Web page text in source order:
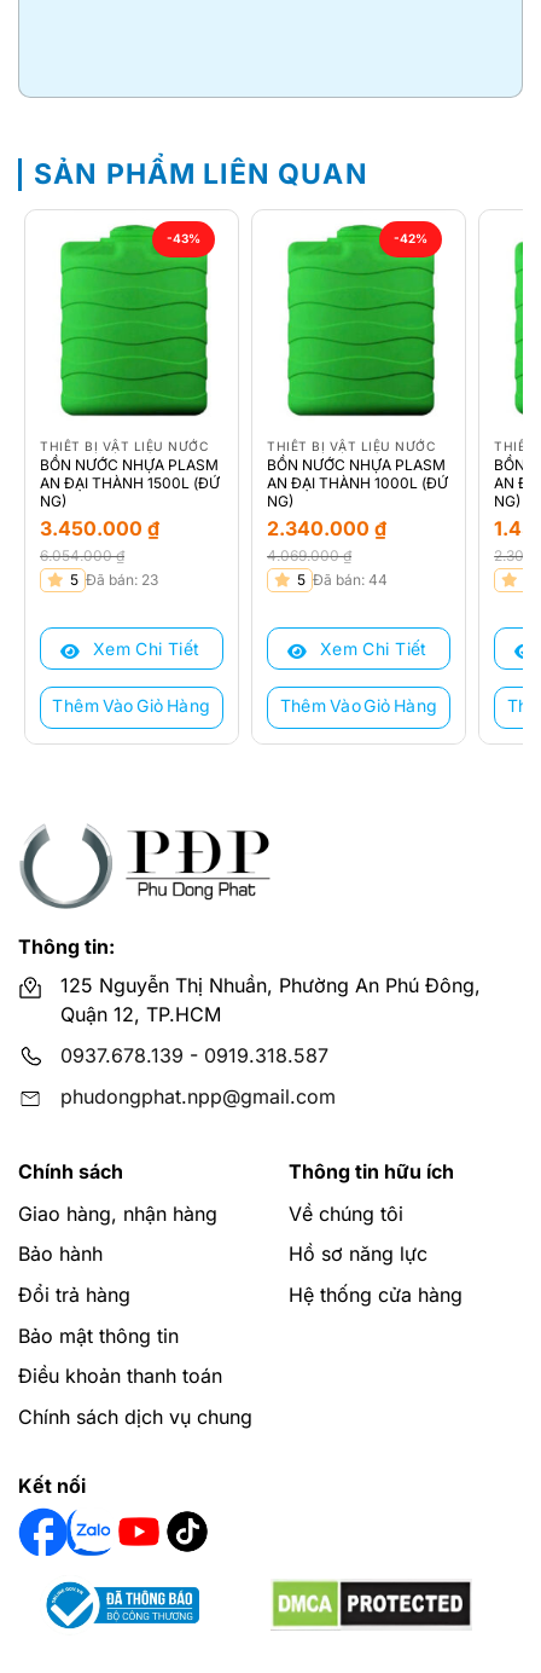
SẢN PHẨM LIÊN QUAN
-43%
THIẾT BỊ VẬT LIỆU NƯỚC
BỒN NƯỚC NHỰA PLASM
AN ĐẠI THÀNH 1500L (ĐỨ
NG)
6.054.000₫
Giá
là:
6.054.000 ₫.
3.450.000 ₫
Giá
tại
3.450.000 ₫.
5 Đã bán: 23
Xem Chi Tiết
Thêm Vào Giỏ Hàng
-42%
THIẾT BỊ VẬT LIỆU NƯỚC
BỒN NƯỚC NHỰA PLASM
AN ĐẠI THÀNH 1000L (ĐỨ
NG)
4.069.000₫
Giá
là:
4.069.000 ₫.
2.340.000₫
Giá
tại
2.340.000 ₫.
5 Đã bán: 44
Xem Chi Tiết
Thêm Vào Giỏ Hàng
THIẾT
BỒN
AN
NG)
Giá
là:
Giá
tại
Thông tin:
125 Nguyễn Thị Nhuần, Phường An Phú Đông,
Quận 12, TP.HCM
0937.678.139 - 0919.318.587
phudongphat.npp@gmail.com
Chính sách
Giao hàng, nhận hàng
Bảo hành
Đổi trả hàng
Bảo mật thông tin
Điều khoản thanh toán
Chính sách dịch vụ chung
Thông tin hữu ích
Về chúng tôi
Hồ sơ năng lực
Hệ thống cửa hàng
Kết nối